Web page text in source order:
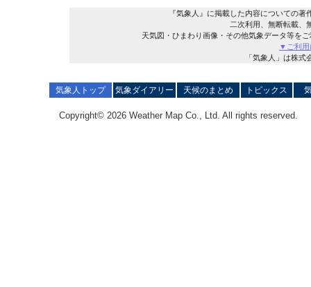
『気象人』に掲載した内容についての
二次利用、無断転載、
天気図・ひまわり画像・その他気象データ等を
▼ご利用
「気象人」は株
気象人トップ 気象ダイアリー 天候のまとめ トピックス
Copyright© 2026 Weather Map Co., Ltd. All rights reserved.